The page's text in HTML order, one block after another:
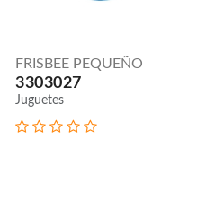
FRISBEE PEQUEÑO
3303027
Juguetes